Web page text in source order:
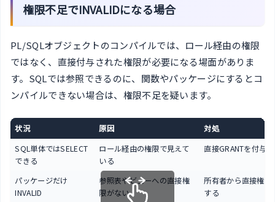
権限不足でINVALIDになる場合
PL/SQLオブジェクトのコンパイルでは、ロール経由の権限
ではなく、直接付与された権限が必要になる場面がありま
す。SQLでは参照できるのに、関数やパッケージにするとコ
ンパイルできない場合は、権限不足を疑います。
状況 原因
対処
SQL単体ではSELECT
できる
ロール経由の権限で見えて
いる
直接GRANTを付与
パッケージだけ
INVALID
参照表やビューへの直接権
限がない
所有者から直接権限
する